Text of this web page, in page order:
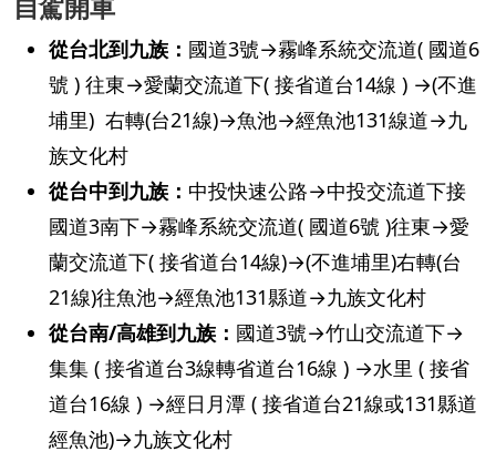
從台北到九族： 國道3號→霧峰系統交流道( 國道6
號 ) 往東→愛蘭交流道下( 接省道台14線 ) →(不進
埔里) 右轉(台21線)→魚池→經魚池131線道→九
族文化村
從台中到九族： 中投快速公路→中投交流道下接
國道3南下→霧峰系統交流道( 國道6號 )往東→愛
蘭交流道下( 接省道台14線)→(不進埔里)右轉(台
21線)往魚池→經魚池131縣道→九族文化村
從台南/高雄到九族： 國道3號→竹山交流道下→
集集 ( 接省道台3線轉省道台16線 ) →水里 ( 接省
道台16線 ) →經日月潭 ( 接省道台21線或131縣道
經魚池)→九族文化村